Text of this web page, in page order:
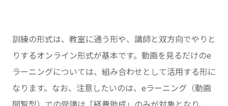
訓練の形式は、教室に通う形や、講師と双方向でやりと
りするオンライン形式が基本です。動画を見るだけのe
ラーニングについては、組み合わせとして活用する形に
なります。なお、注意したいのは、eラーニング（動画